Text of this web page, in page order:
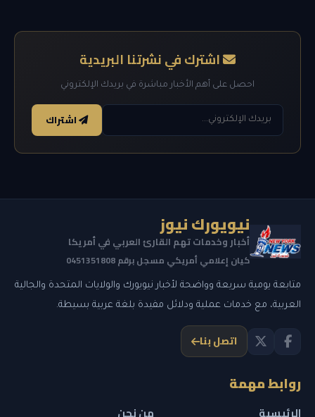
اشترك في نشرتنا البريدية
احصل على أهم الأخبار مباشرة في بريدك الإلكتروني
اشتراك
نيويورك نيوز
أخبار وخدمات تهم القارئ العربي في أمريكا
كيان إعلامي أمريكي مسجل برقم 0451351808
متابعة يومية سريعة وواضحة لأخبار نيويورك والولايات المتحدة والجالية
العربية، مع خدمات عملية ودلائل مفيدة بلغة عربية بسيطة.
اتصل بنا
روابط مهمة